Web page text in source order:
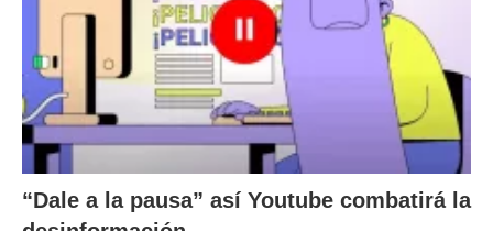
“Dale a la pausa” así Youtube combatirá la